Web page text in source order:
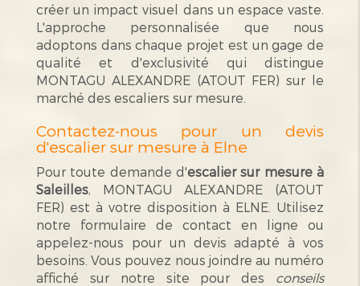
créer un impact visuel dans un espace vaste.
L'approche personnalisée que nous
adoptons dans chaque projet est un gage de
qualité et d'exclusivité qui distingue
MONTAGU ALEXANDRE (ATOUT FER) sur le
marché des escaliers sur mesure.
Contactez-nous pour un devis
d'escalier sur mesure à Elne
Pour toute demande d'escalier sur mesure à
Saleilles, MONTAGU ALEXANDRE (ATOUT
FER) est à votre disposition à ELNE. Utilisez
notre formulaire de contact en ligne ou
appelez-nous pour un devis adapté à vos
besoins. Vous pouvez nous joindre au numéro
affiché sur notre site pour des conseils